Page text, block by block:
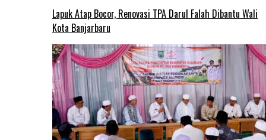
Lapuk Atap Bocor, Renovasi TPA Darul Falah Dibantu Wali
Kota Banjarbaru